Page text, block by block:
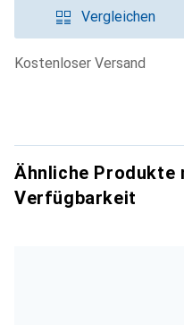
Vergleichen
kostenloser Versand
Ähnliche Produkte
Verfügbarkeit